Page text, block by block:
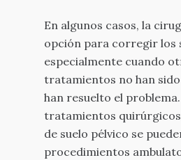
En algunos casos, la
opción para corregir los
especialmente cuando
tratamientos no han
han resuelto el
tratamientos
de suelo pélvico se
procedimientos